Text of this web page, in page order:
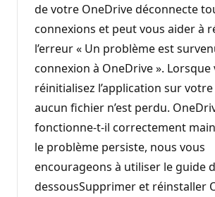
de votre OneDrive déconnecte
connexions et peut vous aider à
l’erreur « Un problème est
connexion à OneDrive ». Lorsque
réinitialisez l’application sur
aucun fichier n’est perdu.
fonctionne-t-il correctement
le problème persiste, nous vous
encourageons à utiliser le guide
dessousSupprimer et réinstaller